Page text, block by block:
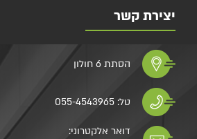
יצירת קשר
הסתת 6 חולון
טל: 055-4543965
דואר אלקטרוני: